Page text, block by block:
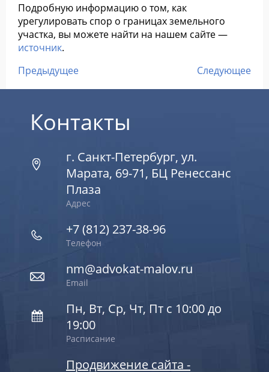
Подробную информацию о том, как
урегулировать спор о границах земельного
участка, вы можете найти на нашем сайте —
источник.
Предыдущее
Следующее
Контакты
г. Санкт-Петербург, ул.
Марата, 69-71, БЦ Ренессанс
Плаза
Адрес
+7 (812) 237-38-96
Телефон
nm@advokat-malov.ru
Email
Пн, Вт, Ср, Чт, Пт с 10:00 до
19:00
Расписание
Продвижение сайта -